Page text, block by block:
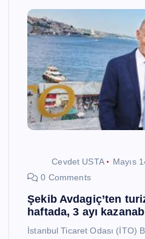
Cevdet USTA
Mayıs
0 Comments
Şekib Avdagiç’ten
haftada, 3 ayı
İstanbul Ticaret Odası (İTO)